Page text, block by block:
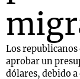
Los
aprobar un
dólares, debido